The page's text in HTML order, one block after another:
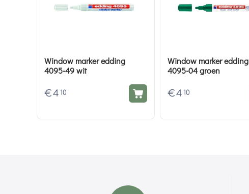
Window marker edding
4095-49 wit
€4 10
Window marker edding
4095-04 groen
€4 10